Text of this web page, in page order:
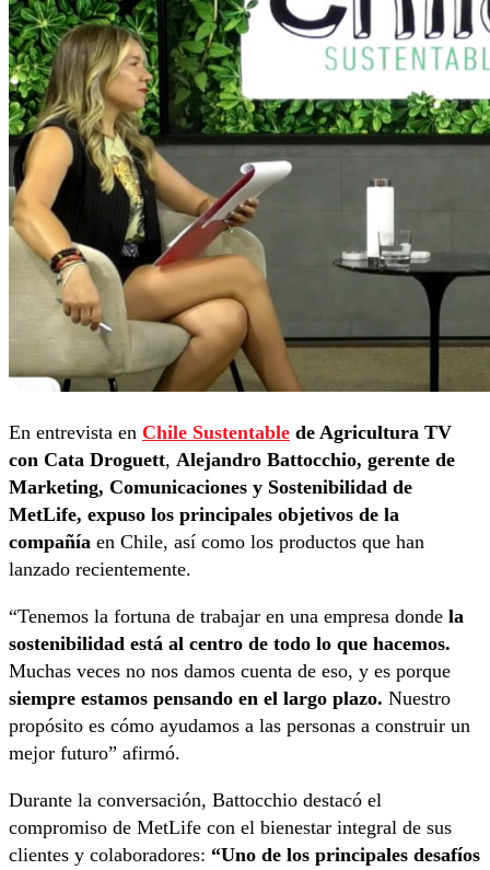
En entrevista en Chile Sustentable de Agricultura TV
con Cata Droguett, Alejandro Battocchio, gerente de
Marketing, Comunicaciones y Sostenibilidad de
MetLife, expuso los principales objetivos de la
compañía en Chile, así como los productos que han
lanzado recientemente.
“Tenemos la fortuna de trabajar en una empresa donde la
sostenibilidad está al centro de todo lo que hacemos.
Muchas veces no nos damos cuenta de eso, y es porque
siempre estamos pensando en el largo plazo. Nuestro
propósito es cómo ayudamos a las personas a construir un
mejor futuro” afirmó.
Durante la conversación, Battocchio destacó el
compromiso de MetLife con el bienestar integral de sus
clientes y colaboradores: “Uno de los principales desafíos